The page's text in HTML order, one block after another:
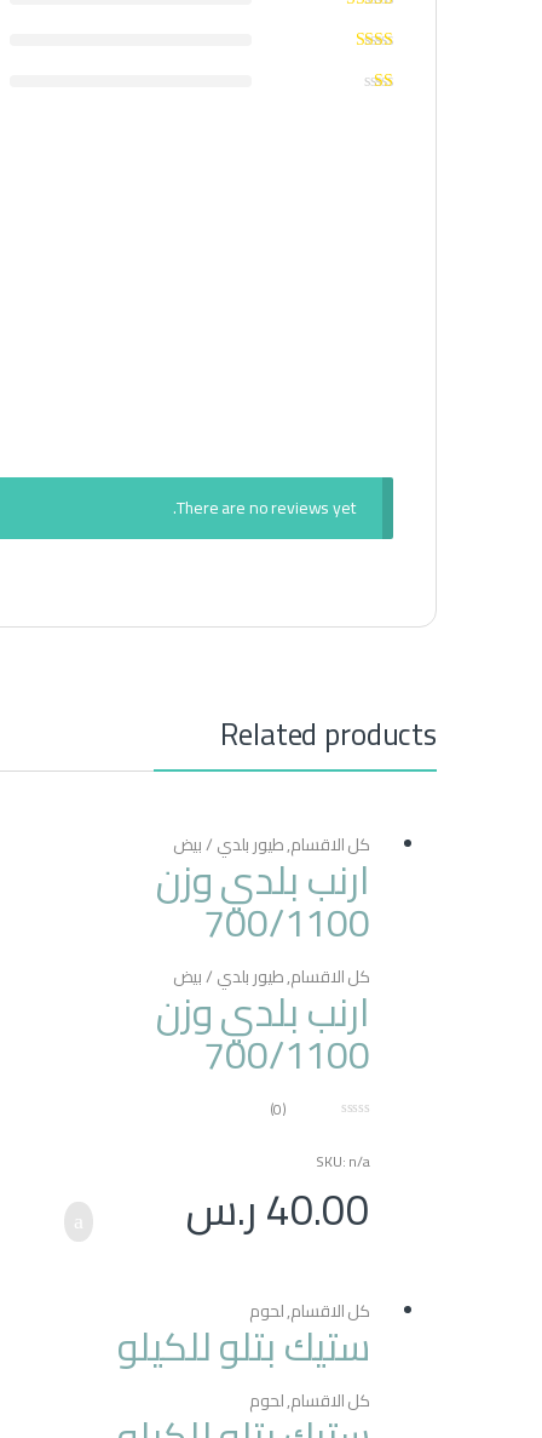
There are no reviews yet.
Related products
كل الاقسام,طيور بلدي / بيض
ارنب بلدي وزن
700/1100
كل الاقسام,طيور بلدي / بيض
ارنب بلدي وزن
700/1100
u
f
5
(0)
SKU: n/a
40.00ر.س
كل الاقسام,لحوم
ستيك بتلو للكيلو
كل الاقسام,لحوم